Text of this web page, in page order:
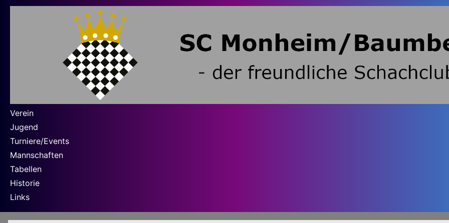
Verein
Jugend
Turniere/Events
Mannschaften
Tabellen
Historie
Links